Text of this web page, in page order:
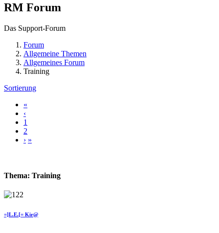
RM Forum
Das Support-Forum
Forum
Allgemeine Themen
Allgemeines Forum
Training
Sortierung
«
‹
1
2
› »
Thema: Training
=]L.E.[= Kir@